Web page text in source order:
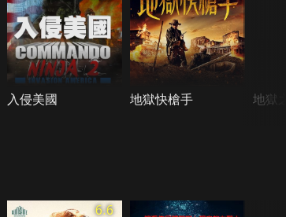
入侵美國 地獄快槍手 地獄
6.6